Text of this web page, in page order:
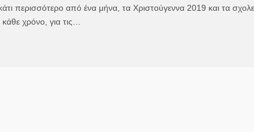
περισσότερο από ένα μήνα, τα Χριστούγεννα 2019 και τα
χρόνο, για τις…